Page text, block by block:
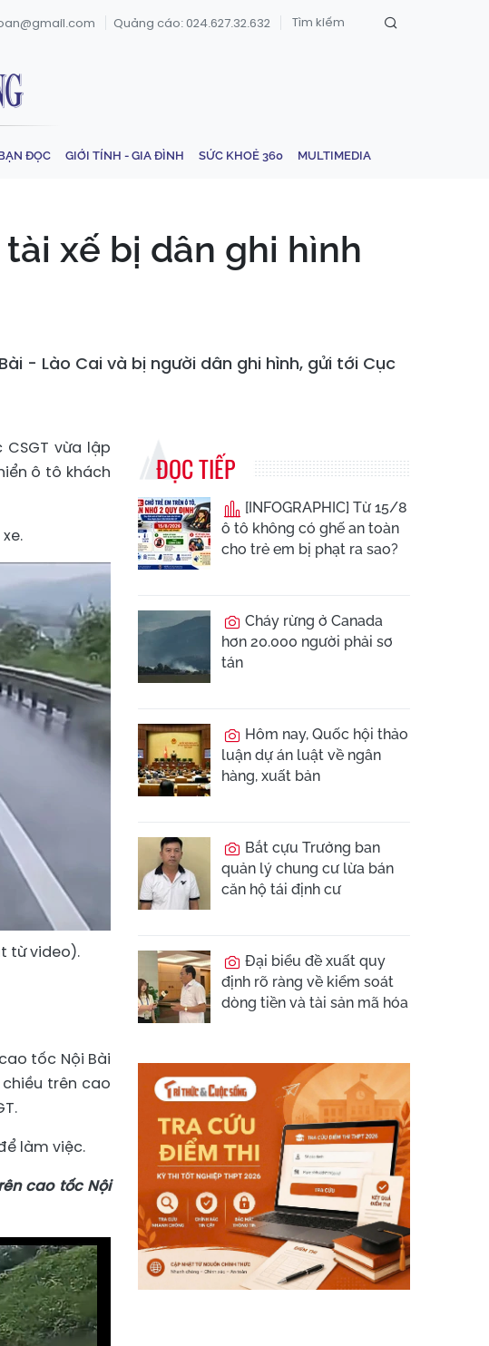
Quảng cáo: 024.627.32.632
ĐỌC GIỚI TÍNH - GIA ĐÌNH SỨC KHOẺ 360 MULTIMEDIA
xế bị dân ghi hình
- Lào Cai và bị người dân ghi hình, gửi tới Cục
vừa lập
ô tô khách
từ video).
tốc Nội Bài
trên cao
làm việc.
cao tốc Nội
ĐỌC TIẾP
[INFOGRAPHIC] Từ 15/8
ô tô không có ghế an toàn
cho trẻ em bị phạt ra sao?
Cháy rừng ở Canada
hơn 20.000 người phải sơ
tán
Hôm nay, Quốc hội thảo
luận dự án luật về ngân
hàng, xuất bản
Bắt cựu Trưởng ban
quản lý chung cư lừa bán
căn hộ tái định cư
Đại biểu đề xuất quy
định rõ ràng về kiểm soát
dòng tiền và tài sản mã hóa